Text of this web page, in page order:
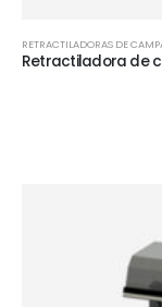
RETRACTILADORAS DE
Retractiladora de